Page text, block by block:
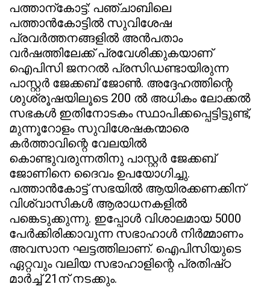
പത്താന്കോട്ട്: പഞ്ചാബിലെ
പത്താൻകോട്ടിൽ സുവിശേഷ
പ്രവർത്തനങ്ങളിൽ അൻപതാം
വർഷത്തിലേക്ക് പ്രവേശിക്കുകയാണ്
ഐപിസി ജനറൽ പ്രസിഡണ്ടായിരുന്ന
പാസ്റ്റർ ജേക്കബ് ജോൺ. അദ്ദേഹത്തിന്റെ
ശുശ്രൂഷയിലൂടെ 200 ൽ അധികം ലോക്കൽ
സഭകൾ ഇതിനോടകം സ്ഥാപിക്കപ്പെട്ടിട്ടുണ്ട്,
മുന്നൂറോളം സുവിശേഷകന്മാരെ
കർത്താവിന്റെ വേലയിൽ
കൊണ്ടുവരുന്നതിനു പാസ്റ്റർ ജേക്കബ്
ജോണിനെ ദൈവം ഉപയോഗിച്ചു.
പത്താൻകോട്ട് സഭയിൽ ആയിരക്കണക്കിന്
വിശ്വാസികൾ ആരാധനകളിൽ
പങ്കെടുക്കുന്നു. ഇപ്പോൾ വിശാലമായ 5000
പേർക്കിരിക്കാവുന്ന സഭാഹാൾ നിർമ്മാണം
അവസാന ഘട്ടത്തിലാണ്. ഐപിസിയുടെ
ഏറ്റവും വലിയ സഭാഹാളിന്റെ പ്രതിഷ്‌ഠ
മാർച്ച് 21ന് നടക്കും.